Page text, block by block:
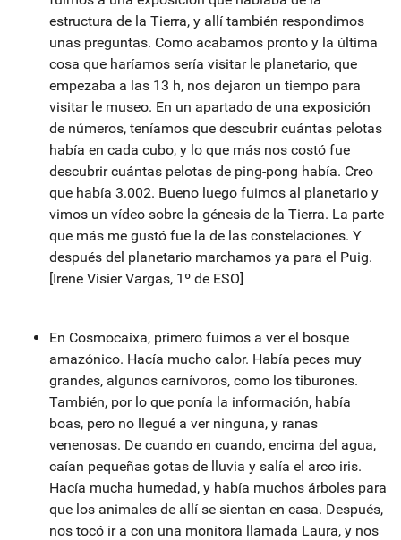
estructura de la Tierra, y allí también respondimos
unas preguntas. Como acabamos pronto y la última
cosa que haríamos sería visitar le planetario, que
empezaba a las 13 h, nos dejaron un tiempo para
visitar le museo. En un apartado de una exposición
de números, teníamos que descubrir cuántas pelotas
había en cada cubo, y lo que más nos costó fue
descubrir cuántas pelotas de ping-pong había. Creo
que había 3.002. Bueno luego fuimos al planetario y
vimos un vídeo sobre la génesis de la Tierra. La parte
que más me gustó fue la de las constelaciones. Y
después del planetario marchamos ya para el Puig.
[Irene Visier Vargas, 1º de ESO]
En Cosmocaixa, primero fuimos a ver el bosque
amazónico. Hacía mucho calor. Había peces muy
grandes, algunos carnívoros, como los tiburones.
También, por lo que ponía la información, había
boas, pero no llegué a ver ninguna, y ranas
venenosas. De cuando en cuando, encima del agua,
caían pequeñas gotas de lluvia y salía el arco iris.
Hacía mucha humedad, y había muchos árboles para
que los animales de allí se sientan en casa. Después,
nos tocó ir a con una monitora llamada Laura, y nos